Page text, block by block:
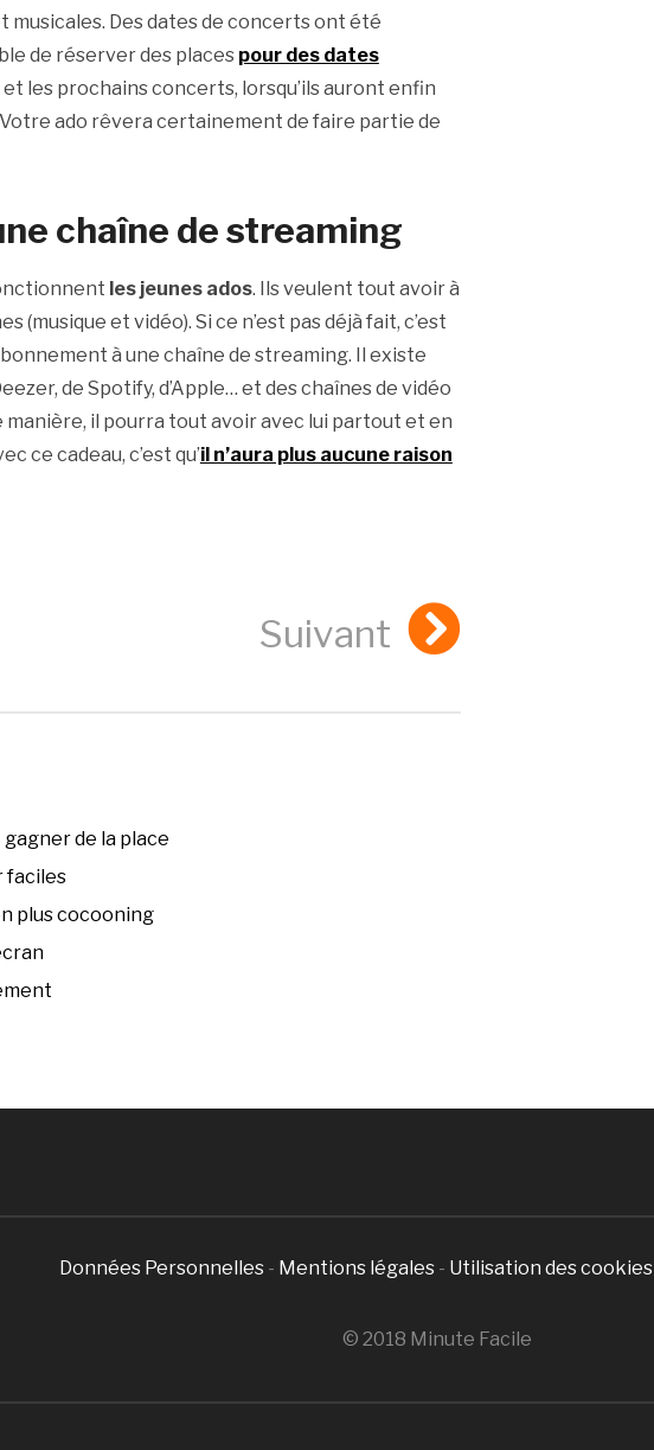
Des dates de concerts ont été
de réserver des places pour des dates
les prochains concerts, lorsqu’ils auront enfin
ado rêvera certainement de faire partie de
chaîne de streaming
les jeunes ados. Ils veulent tout avoir à
(musique et vidéo). Si ce n’est pas déjà fait, c’est
à une chaîne de streaming. Il existe
de Spotify, d’Apple… et des chaînes de vidéo
il pourra tout avoir avec lui partout et en
ce cadeau, c’est qu’il n’aura plus aucune raison
Suivant
de la place
faciles
plus cocooning
Données Personnelles - Mentions légales - Utilisation des cookies
© 2018 Minute Facile